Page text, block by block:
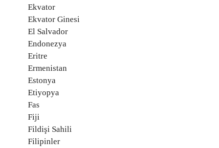
Ekvator
Ekvator Ginesi
El Salvador
Endonezya
Eritre
Ermenistan
Estonya
Etiyopya
Fas
Fiji
Fildişi Sahili
Filipinler